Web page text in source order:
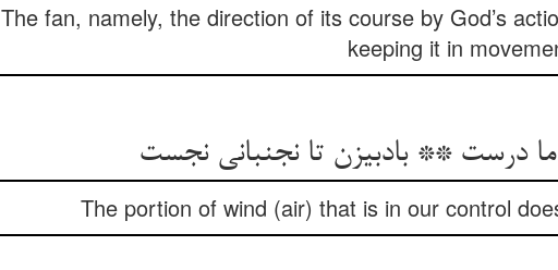
The fan, namely, the direction of its course by God’s
keeping it in
درست ** بادبیزن تا نجنبانی نجست
The portion of wind (air) that is in our control